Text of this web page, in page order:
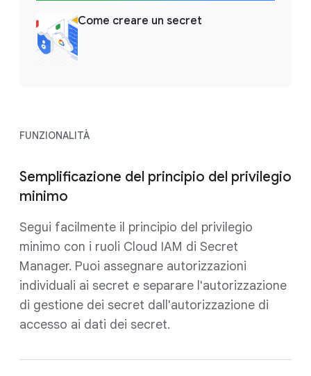
Come creare un secret
FUNZIONALITÀ
Semplificazione del principio del privilegio
minimo
Segui facilmente il principio del privilegio
minimo con i ruoli Cloud IAM di Secret
Manager. Puoi assegnare autorizzazioni
individuali ai secret e separare l'autorizzazione
di gestione dei secret dall'autorizzazione di
accesso ai dati dei secret.